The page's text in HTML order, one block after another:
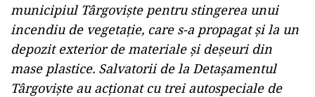
municipiul Târgovişte pentru stingerea unui
incendiu de vegetaţie, care s-a propagat şi la un
depozit exterior de materiale şi deşeuri din
mase plastice. Salvatorii de la Detaşamentul
Târgovişte au acţionat cu trei autospeciale de